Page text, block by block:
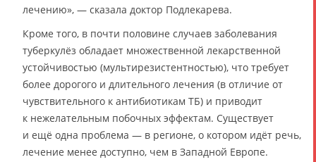
лечению», — сказала доктор Подлекарева.
Кроме того, в почти половине случаев заболевания
туберкулёз обладает множественной лекарственной
устойчивостью (мультирезистентностью), что требует
более дорогого и длительного лечения (в отличие от
чувствительного к антибиотикам ТБ) и приводит
к нежелательным побочных эффектам. Существует
и ещё одна проблема — в регионе, о котором идёт речь,
лечение менее доступно, чем в Западной Европе.